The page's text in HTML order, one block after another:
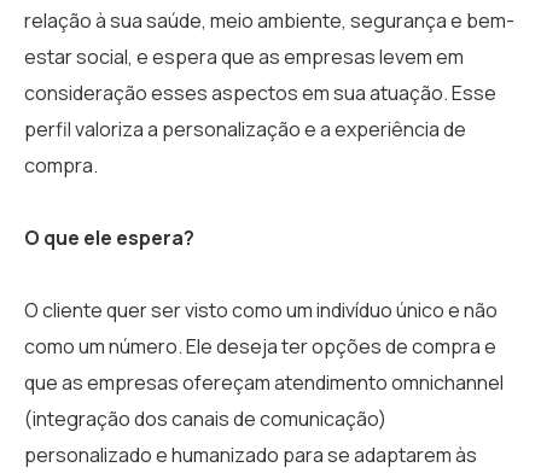
relação à sua saúde, meio ambiente, segurança e bem-
estar social, e espera que as empresas levem em
consideração esses aspectos em sua atuação. Esse
perfil valoriza a personalização e a experiência de
compra.
O que ele espera?
O cliente quer ser visto como um indivíduo único e não
como um número. Ele deseja ter opções de compra e
que as empresas ofereçam atendimento omnichannel
(integração dos canais de comunicação)
personalizado e humanizado para se adaptarem às